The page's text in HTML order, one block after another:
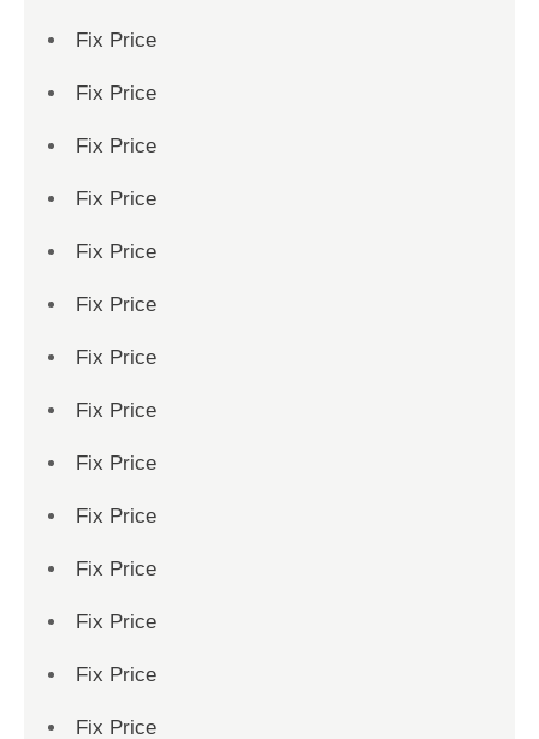
Fix Price
Fix Price
Fix Price
Fix Price
Fix Price
Fix Price
Fix Price
Fix Price
Fix Price
Fix Price
Fix Price
Fix Price
Fix Price
Fix Price